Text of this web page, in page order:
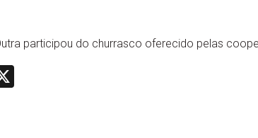
participou do churrasco oferecido pelas
X